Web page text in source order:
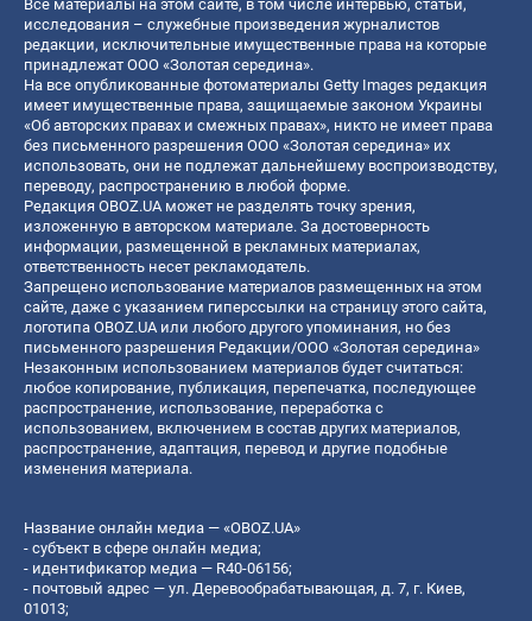
Все материалы на этом сайте, в том числе интервью, статьи,
исследования – служебные произведения журналистов
редакции, исключительные имущественные права на которые
принадлежат ООО «Золотая середина».
На все опубликованные фотоматериалы Getty Images редакция
имеет имущественные права, защищаемые законом Украины
«Об авторских правах и смежных правах», никто не имеет права
без письменного разрешения ООО «Золотая середина» их
использовать, они не подлежат дальнейшему воспроизводству,
переводу, распространению в любой форме.
Редакция OBOZ.UA может не разделять точку зрения,
изложенную в авторском материале. За достоверность
информации, размещенной в рекламных материалах,
ответственность несет рекламодатель.
Запрещено использование материалов размещенных на этом
сайте, даже с указанием гиперссылки на страницу этого сайта,
логотипа OBOZ.UA или любого другого упоминания, но без
письменного разрешения Редакции/ООО «Золотая середина»
Незаконным использованием материалов будет считаться:
любое копирование, публикация, перепечатка, последующее
распространение, использование, переработка с
использованием, включением в состав других материалов,
распространение, адаптация, перевод и другие подобные
изменения материала.
Название онлайн медиа — «OBOZ.UA»
- субъект в сфере онлайн медиа;
- идентификатор медиа — R40-06156;
- почтовый адрес — ул. Деревообрабатывающая, д. 7, г. Киев,
01013;